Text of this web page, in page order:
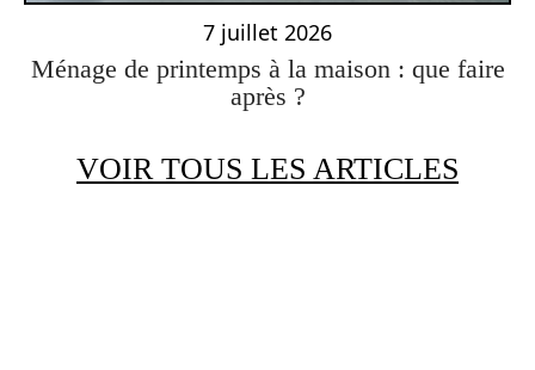
7 juillet 2026
Ménage de printemps à la maison : que faire
après ?
VOIR TOUS LES ARTICLES